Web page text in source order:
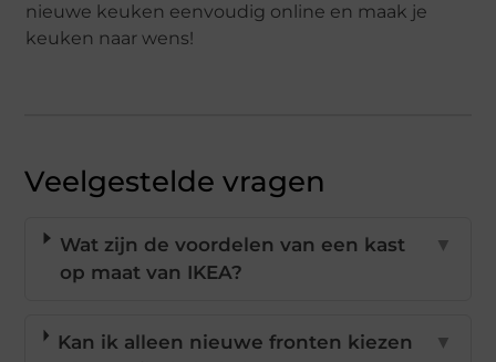
nieuwe keuken eenvoudig online en maak je
keuken naar wens!
Veelgestelde vragen
Wat zijn de voordelen van een kast
op maat van IKEA?
▼
Kan ik alleen nieuwe fronten kiezen
▼